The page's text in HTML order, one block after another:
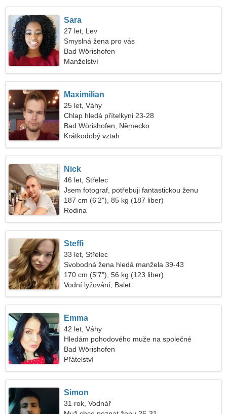
Sara
27 let, Lev
Smyslná žena pro vás
Bad Wörishofen
Manželství
Maximilian
25 let, Váhy
Chlap hledá přítelkyni 23-28
Bad Wörishofen, Německo
Krátkodobý vztah
Nick
46 let, Střelec
Jsem fotograf, potřebuji fantastickou ženu
187 cm (6'2"), 85 kg (187 liber)
Rodina
Steffi
33 let, Střelec
Svobodná žena hledá manžela 39-43
170 cm (5'7"), 56 kg (123 liber)
Vodní lyžování, Balet
Emma
42 let, Váhy
Hledám pohodového muže na společné
cestování
Bad Wörishofen
Přátelství
Simon
31 rok, Vodnář